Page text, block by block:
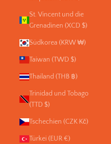
St. Vincent und die
Grenadinen (XCD $)
Südkorea (KRW ₩)
Taiwan (TWD $)
Thailand (THB ฿)
Trinidad und Tobago
(TTD $)
Tschechien (CZK Kč)
Türkei (EUR €)